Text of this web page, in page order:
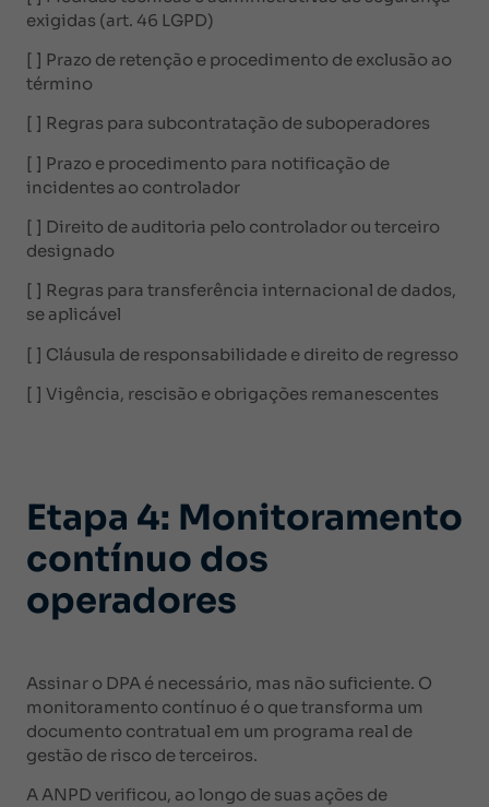
exigidas (art. 46 LGPD)
[ ] Prazo de retenção e procedimento de exclusão ao
término
[ ] Regras para subcontratação de suboperadores
[ ] Prazo e procedimento para notificação de
incidentes ao controlador
[ ] Direito de auditoria pelo controlador ou terceiro
designado
[ ] Regras para transferência internacional de dados,
se aplicável
[ ] Cláusula de responsabilidade e direito de regresso
[ ] Vigência, rescisão e obrigações remanescentes
Etapa 4: Monitoramento
contínuo dos
operadores
Assinar o DPA é necessário, mas não suficiente. O
monitoramento contínuo é o que transforma um
documento contratual em um programa real de
gestão de risco de terceiros.
A ANPD verificou, ao longo de suas ações de